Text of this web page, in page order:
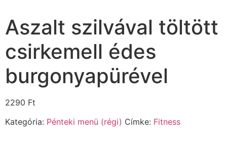
Aszalt szilvával töltött
csirkemell édes
burgonyapürével
2290 Ft
Kategória: Pénteki menü (régi) Címke: Fitness